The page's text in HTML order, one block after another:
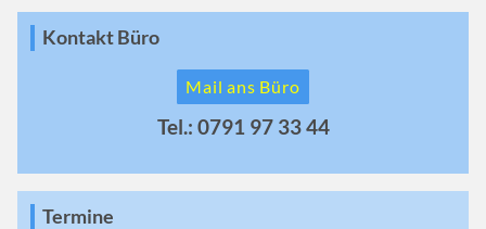
Kontakt Büro
Mail ans Büro
Tel.: 0791 97 33 44
Termine